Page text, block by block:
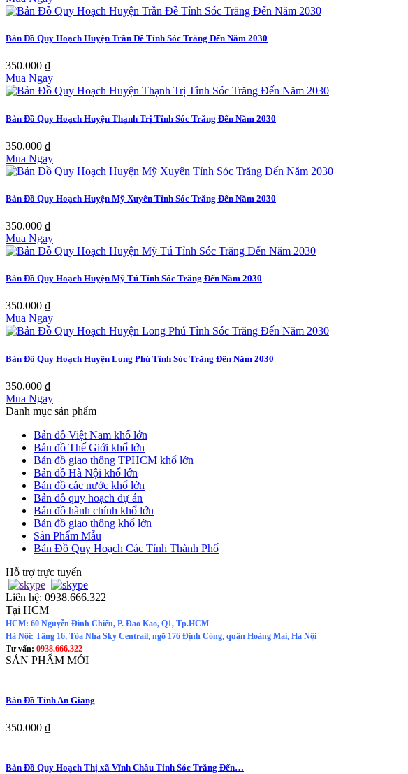
Bản Đồ Quy Hoạch Huyện Trần Đề Tỉnh Sóc Trăng Đến Năm 2030
350.000 ₫
Mua Ngay
Bản Đồ Quy Hoạch Huyện Thạnh Trị Tỉnh Sóc Trăng Đến Năm 2030
350.000 ₫
Mua Ngay
Bản Đồ Quy Hoạch Huyện Mỹ Xuyên Tỉnh Sóc Trăng Đến Năm 2030
350.000 ₫
Mua Ngay
Bản Đồ Quy Hoạch Huyện Mỹ Tú Tỉnh Sóc Trăng Đến Năm 2030
350.000 ₫
Mua Ngay
Bản Đồ Quy Hoạch Huyện Long Phú Tỉnh Sóc Trăng Đến Năm 2030
350.000 ₫
Mua Ngay
Danh mục sản phẩm
Bản đồ Việt Nam khổ lớn
Bản đồ Thế Giới khổ lớn
Bản đồ giao thông TPHCM khổ lớn
Bản đồ Hà Nội khổ lớn
Bản đồ các nước khổ lớn
Bản đồ quy hoạch dự án
Bản đồ hành chính khổ lớn
Bản đồ giao thông khổ lớn
Sản Phẩm Mẫu
Bản Đồ Quy Hoạch Các Tỉnh Thành Phố
Hỗ trợ trực tuyến
Liên hệ: 0938.666.322
Tại HCM
HCM: 60 Nguyễn Đình Chiểu, P. Đao Kao, Q1, Tp.HCM
Hà Nội: Tầng 16, Tòa Nhà Sky Centrail, ngõ 176 Định Công, quận Hoàng Mai, Hà Nội
Tư vấn: 0938.666.322
SẢN PHẨM MỚI
Bản Đồ Tỉnh An Giang
350.000 ₫
Bản Đồ Quy Hoạch Thị xã Vĩnh Châu Tỉnh Sóc Trăng Đến…